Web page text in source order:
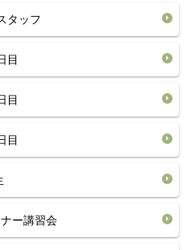
タッフ
目
目
目
ー講習会